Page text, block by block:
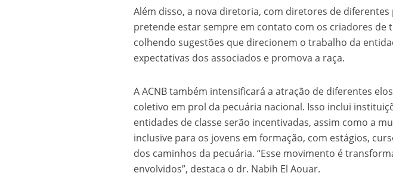
Além disso, a nova diretoria, com diretores de
pretende estar sempre em contato com os criadores de
colhendo sugestões que direcionem o trabalho da
expectativas dos associados e promova a raça.
A ACNB também intensificará a atração de diferentes
coletivo em prol da pecuária nacional. Isso inclui
entidades de classe serão incentivadas, assim como a
inclusive para os jovens em formação, com estágios,
dos caminhos da pecuária. “Esse movimento é
envolvidos”, destaca o dr. Nabih El Aouar.